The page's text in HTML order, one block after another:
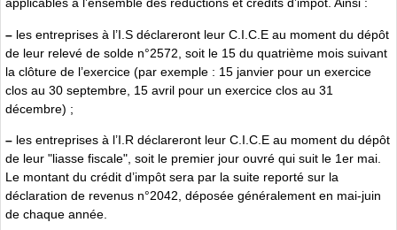
applicables à l’ensemble des réductions et crédits d’impôt. Ainsi :
– les entreprises à l’I.S déclareront leur C.I.C.E au moment du dépôt
de leur relevé de solde n°2572, soit le 15 du quatrième mois suivant
la clôture de l’exercice (par exemple : 15 janvier pour un exercice
clos au 30 septembre, 15 avril pour un exercice clos au 31
décembre) ;
– les entreprises à l’I.R déclareront leur C.I.C.E au moment du dépôt
de leur "liasse fiscale", soit le premier jour ouvré qui suit le 1er mai.
Le montant du crédit d’impôt sera par la suite reporté sur la
déclaration de revenus n°2042, déposée généralement en mai-juin
de chaque année.